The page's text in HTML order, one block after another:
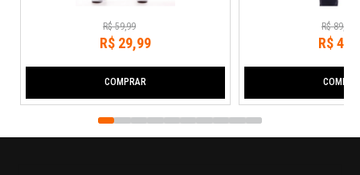
R$ 59,99
R$ 29,99
COMPRAR
R$ 89,
R$44